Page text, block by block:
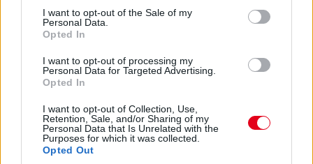
consent section.
I want to opt-out of the Sale of my
Personal Data.
Opted In
I want to opt-out of processing my
Personal Data for Targeted Advertising.
Opted In
I want to opt-out of Collection, Use,
Retention, Sale, and/or Sharing of my
Personal Data that Is Unrelated with the
Purposes for which it was collected.
Opted Out
Ocont Antonelli és Verstappen nem tudta megelőzni. De most
jön Hamilton. És megy.
Két előzés szinte egyszerre! Leclerc feljön harmadiknak Norris
Ferrari taktikája!